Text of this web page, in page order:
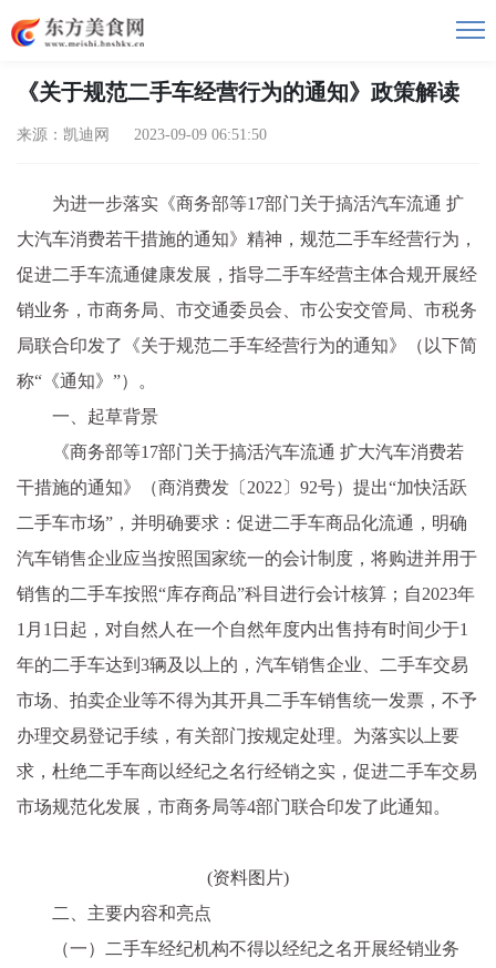
《关于规范二手车经营行为的通知》政策解读
来源：凯迪网 2023-09-09 06:51:50
为进一步落实《商务部等17部门关于搞活汽车流通 扩
大汽车消费若干措施的通知》精神，规范二手车经营行为，
促进二手车流通健康发展，指导二手车经营主体合规开展经
销业务，市商务局、市交通委员会、市公安交管局、市税务
局联合印发了《关于规范二手车经营行为的通知》（以下简
称“《通知》”）。
一、起草背景
《商务部等17部门关于搞活汽车流通 扩大汽车消费若
干措施的通知》（商消费发〔2022〕92号）提出“加快活跃
二手车市场”，并明确要求：促进二手车商品化流通，明确
汽车销售企业应当按照国家统一的会计制度，将购进并用于
销售的二手车按照“库存商品”科目进行会计核算；自2023年
1月1日起，对自然人在一个自然年度内出售持有时间少于1
年的二手车达到3辆及以上的，汽车销售企业、二手车交易
市场、拍卖企业等不得为其开具二手车销售统一发票，不予
办理交易登记手续，有关部门按规定处理。为落实以上要
求，杜绝二手车商以经纪之名行经销之实，促进二手车交易
市场规范化发展，市商务局等4部门联合印发了此通知。
(资料图片)
二、主要内容和亮点
（一）二手车经纪机构不得以经纪之名开展经销业务